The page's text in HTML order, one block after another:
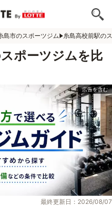
島市のスポーツジム 糸島高校前駅の
ポーツジムを比
最終更新日：2026/08/07